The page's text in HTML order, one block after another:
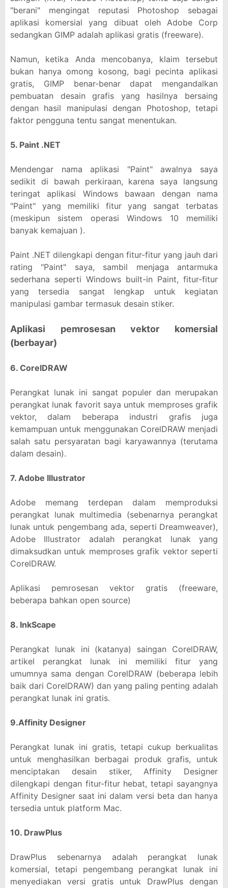
"berani" mengingat reputasi Photoshop sebagai
aplikasi komersial yang dibuat oleh Adobe Corp
sedangkan GIMP adalah aplikasi gratis (freeware).
Namun, ketika Anda mencobanya, klaim tersebut
bukan hanya omong kosong, bagi pecinta aplikasi
gratis, GIMP benar-benar dapat mengandalkan
pembuatan desain grafis yang hasilnya bersaing
dengan hasil manipulasi dengan Photoshop, tetapi
faktor pengguna tentu sangat menentukan.
5. Paint .NET
Mendengar nama aplikasi "Paint" awalnya saya
sedikit di bawah perkiraan, karena saya langsung
teringat aplikasi Windows bawaan dengan nama
"Paint" yang memiliki fitur yang sangat terbatas
(meskipun sistem operasi Windows 10 memiliki
banyak kemajuan ).
Paint .NET dilengkapi dengan fitur-fitur yang jauh dari
rating "Paint" saya, sambil menjaga antarmuka
sederhana seperti Windows built-in Paint, fitur-fitur
yang tersedia sangat lengkap untuk kegiatan
manipulasi gambar termasuk desain stiker.
Aplikasi pemrosesan vektor komersial
(berbayar)
6. CorelDRAW
Perangkat lunak ini sangat populer dan merupakan
perangkat lunak favorit saya untuk memproses grafik
vektor, dalam beberapa industri grafis juga
kemampuan untuk menggunakan CorelDRAW menjadi
salah satu persyaratan bagi karyawannya (terutama
dalam desain).
7. Adobe Illustrator
Adobe memang terdepan dalam memproduksi
perangkat lunak multimedia (sebenarnya perangkat
lunak untuk pengembang ada, seperti Dreamweaver),
Adobe Illustrator adalah perangkat lunak yang
dimaksudkan untuk memproses grafik vektor seperti
CorelDRAW.
Aplikasi pemrosesan vektor gratis (freeware,
beberapa bahkan open source)
8. InkScape
Perangkat lunak ini (katanya) saingan CorelDRAW,
artikel perangkat lunak ini memiliki fitur yang
umumnya sama dengan CorelDRAW (beberapa lebih
baik dari CorelDRAW) dan yang paling penting adalah
perangkat lunak ini gratis.
9.Affinity Designer
Perangkat lunak ini gratis, tetapi cukup berkualitas
untuk menghasilkan berbagai produk grafis, untuk
menciptakan desain stiker, Affinity Designer
dilengkapi dengan fitur-fitur hebat, tetapi sayangnya
Affinity Designer saat ini dalam versi beta dan hanya
tersedia untuk platform Mac.
10. DrawPlus
DrawPlus sebenarnya adalah perangkat lunak
komersial, tetapi pengembang perangkat lunak ini
menyediakan versi gratis untuk DrawPlus dengan